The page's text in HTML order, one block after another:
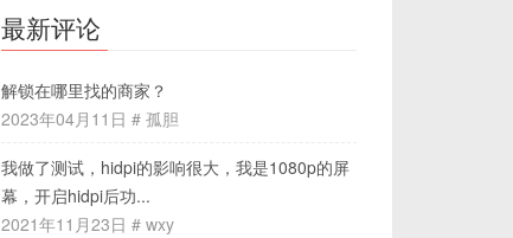
最新评论
解锁在哪里找的商家？
2023年04月11日 # 孤胆
我做了测试，hidpi的影响很大，我是1080p的屏
幕，开启hidpi后功...
2021年11月23日 # wxy